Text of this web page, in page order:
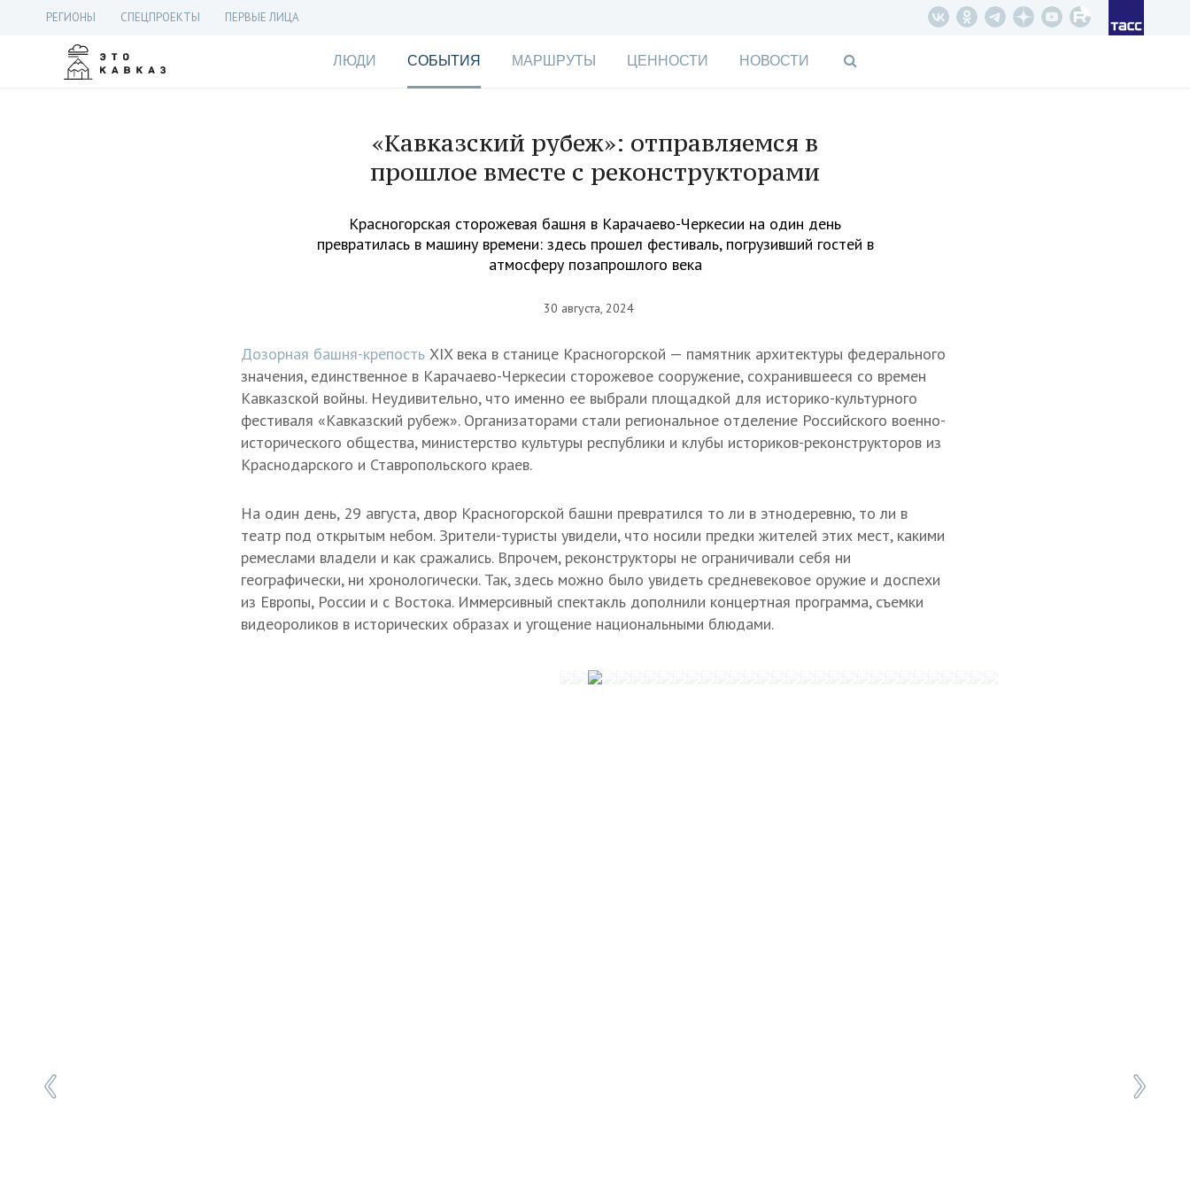
РЕГИОНЫ СПЕЦПРОЕКТЫ ПЕРВЫЕ ЛИЦА
ЛЮДИ СОБЫТИЯ МАРШРУТЫ ЦЕННОСТИ НОВОСТИ
«Кавказский рубеж»: отправляемся в
прошлое вместе с реконструкторами
Красногорская сторожевая башня в Карачаево-Черкесии на один день
превратилась в машину времени: здесь прошел фестиваль, погрузивший гостей в
атмосферу позапрошлого века
30 августа, 2024
Дозорная башня-крепость XIX века в станице Красногорской — памятник архитектуры федерального
значения, единственное в Карачаево-Черкесии сторожевое сооружение, сохранившееся со времен
Кавказской войны. Неудивительно, что именно ее выбрали площадкой для историко-культурного
фестиваля «Кавказский рубеж». Организаторами стали региональное отделение Российского военно-
исторического общества, министерство культуры республики и клубы историков-реконструкторов из
Краснодарского и Ставропольского краев.
На один день, 29 августа, двор Красногорской башни превратился то ли в этнодеревню, то ли в
театр под открытым небом. Зрители-туристы увидели, что носили предки жителей этих мест, какими
ремеслами владели и как сражались. Впрочем, реконструкторы не ограничивали себя ни
географически, ни хронологически. Так, здесь можно было увидеть средневековое оружие и доспехи
из Европы, России и с Востока. Иммерсивный спектакль дополнили концертная программа, съемки
видеороликов в исторических образах и угощение национальными блюдами.